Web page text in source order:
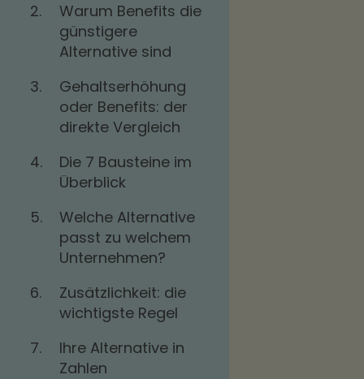
2.
Warum Benefits die
günstigere
Alternative sind
3.
Gehaltserhöhung
oder Benefits: der
direkte Vergleich
4.
Die 7 Bausteine im
Überblick
5.
Welche Alternative
passt zu welchem
Unternehmen?
6.
Zusätzlichkeit: die
wichtigste Regel
7.
Ihre Alternative in
Zahlen